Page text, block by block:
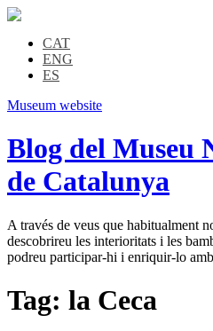
CAT
ENG
ES
Museum website
Blog del Museu
de Catalunya
A través de veus que habitualment
descobrireu les interioritats i les
podreu participar-hi i enriquir-lo
Tag: la Ceca